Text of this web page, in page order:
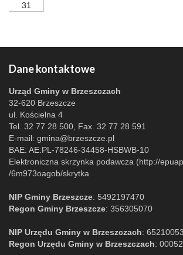
31
Dane kontaktowe
Urząd Gminy w Brzeszczach
32-620 Brzeszcze
ul. Kościelna 4
Tel. 32 77 28 500, Fax. 32 77 28 591
E-mail: gmina@brzeszcze.pl
BAE: AE:PL-78246-34458-HSBWB-10
Elektroniczna skrzynka podawcza (http://
/6m973oagob/skrytka
NIP Gminy Brzeszcze: 5492197470
Regon Gminy Brzeszcze: 356305070
NIP Urzędu Gminy w Brzeszczach:
Regon Urzędu Gminy w Brzeszczach: